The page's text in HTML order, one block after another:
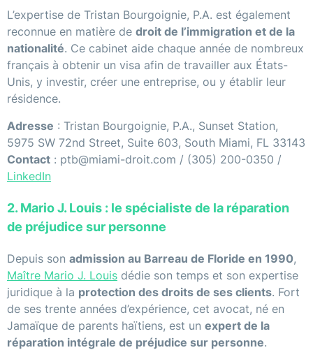
L’expertise de Tristan Bourgoignie, P.A. est également
reconnue en matière de droit de l’immigration et de la
nationalité. Ce cabinet aide chaque année de nombreux
français à obtenir un visa afin de travailler aux États-
Unis, y investir, créer une entreprise, ou y établir leur
résidence.
Adresse : Tristan Bourgoignie, P.A., Sunset Station,
5975 SW 72nd Street, Suite 603, South Miami, FL 33143
Contact : ptb@miami-droit.com / (305) 200-0350 /
LinkedIn
2. Mario J. Louis : le spécialiste de la réparation
de préjudice sur personne
Depuis son admission au Barreau de Floride en 1990,
Maître Mario J. Louis dédie son temps et son expertise
juridique à la protection des droits de ses clients. Fort
de ses trente années d’expérience, cet avocat, né en
Jamaïque de parents haïtiens, est un expert de la
réparation intégrale de préjudice sur personne.